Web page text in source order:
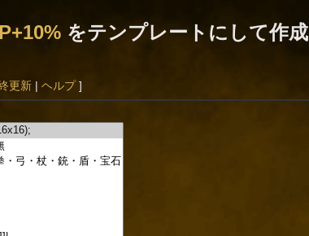
をテンプレートにして作成
更新| ヘルプ]